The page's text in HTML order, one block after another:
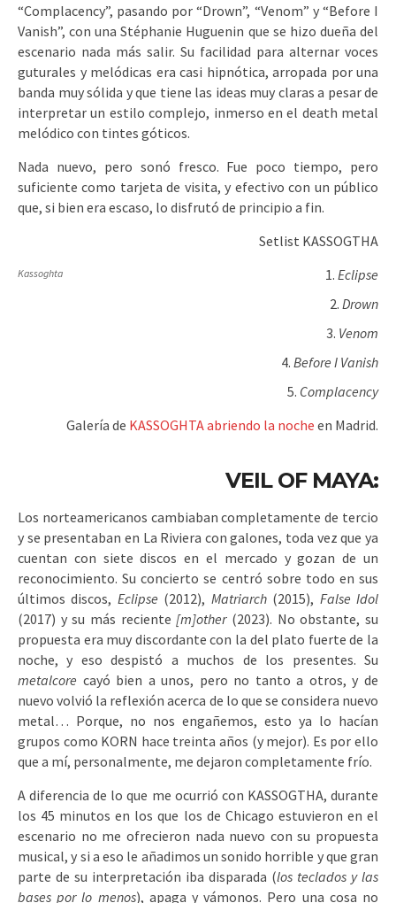
“Complacency”, pasando por “Drown”, “Venom” y “Before I
Vanish”, con una Stéphanie Huguenin que se hizo dueña del
escenario nada más salir. Su facilidad para alternar voces
guturales y melódicas era casi hipnótica, arropada por una
banda muy sólida y que tiene las ideas muy claras a pesar de
interpretar un estilo complejo, inmerso en el death metal
melódico con tintes góticos.
Nada nuevo, pero sonó fresco. Fue poco tiempo, pero
suficiente como tarjeta de visita, y efectivo con un público
que, si bien era escaso, lo disfrutó de principio a fin.
Kassoghta
Setlist KASSOGTHA
Eclipse
Drown
Venom
Before I Vanish
Complacency
Galería de KASSOGHTA abriendo la noche en Madrid.
VEIL OF MAYA:
Los norteamericanos cambiaban completamente de tercio
y se presentaban en La Riviera con galones, toda vez que ya
cuentan con siete discos en el mercado y gozan de un
reconocimiento. Su concierto se centró sobre todo en sus
últimos discos, Eclipse (2012), Matriarch (2015), False Idol
(2017) y su más reciente[m]other (2023). No obstante, su
propuesta era muy discordante con la del plato fuerte de la
noche, y eso despistó a muchos de los presentes. Su
metalcore cayó bien a unos, pero no tanto a otros, y de
nuevo volvió la reflexión acerca de lo que se considera nuevo
metal… Porque, no nos engañemos, esto ya lo hacían
grupos como KORN hace treinta años (y mejor). Es por ello
que a mí, personalmente, me dejaron completamente frío.
A diferencia de lo que me ocurrió con KASSOGTHA, durante
los 45 minutos en los que los de Chicago estuvieron en el
escenario no me ofrecieron nada nuevo con su propuesta
musical, y si a eso le añadimos un sonido horrible y que gran
parte de su interpretación iba disparada (los teclados y las
bases por lo menos), apaga y vámonos. Pero una cosa no